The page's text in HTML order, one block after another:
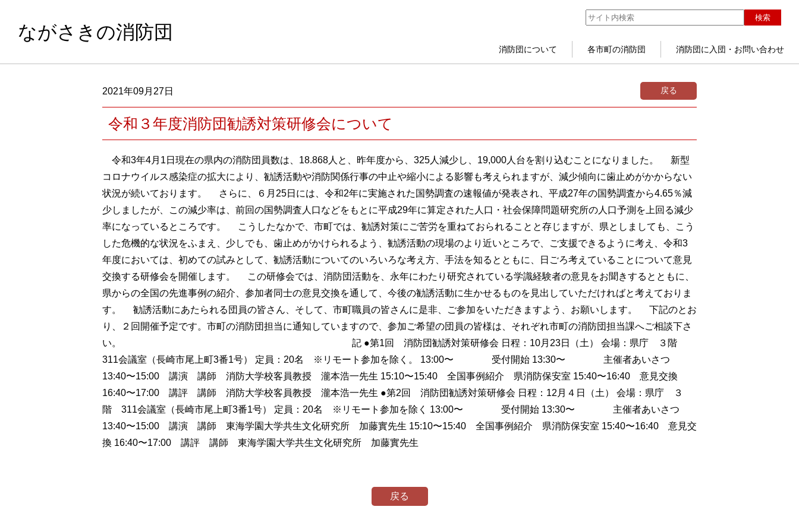
ながさきの消防団
検索
消防団について 各市町の消防団 消防団に入団・お問い合わせ
2021年09月27日 戻る
令和３年度消防団勧誘対策研修会について
令和3年4月1日現在の県内の消防団員数は、18.868人と、昨年度から、325人減少し、19,000人台を割り込むことになりました。 新型
コロナウイルス感染症の拡大により、勧誘活動や消防関係行事の中止や縮小による影響も考えられますが、減少傾向に歯止めがかからない
状況が続いております。 さらに、６月25日には、令和2年に実施された国勢調査の速報値が発表され、平成27年の国勢調査から4.65％減
少しましたが、この減少率は、前回の国勢調査人口などをもとに平成29年に算定された人口・社会保障問題研究所の人口予測を上回る減少
率になっているところです。 こうしたなかで、市町では、勧誘対策にご苦労を重ねておられることと存じますが、県としましても、こう
した危機的な状況をふまえ、少しでも、歯止めがかけられるよう、勧誘活動の現場のより近いところで、ご支援できるように考え、令和3
年度においては、初めての試みとして、勧誘活動についてのいろいろな考え方、手法を知るとともに、日ごろ考えていることについて意見
交換する研修会を開催します。 この研修会では、消防団活動を、永年にわたり研究されている学識経験者の意見をお聞きするとともに、
県からの全国の先進事例の紹介、参加者同士の意見交換を通して、今後の勧誘活動に生かせるものを見出していただければと考えておりま
す。 勧誘活動にあたられる団員の皆さん、そして、市町職員の皆さんに是非、ご参加をいただきますよう、お願いします。 下記のとお
り、２回開催予定です。市町の消防団担当に通知していますので、参加ご希望の団員の皆様は、それぞれ市町の消防団担当課へご相談下さ
い。 記 ●第1回 消防団勧誘対策研修会 日程：10月23日（土） 会場：県庁 ３階
311会議室（長崎市尾上町3番1号） 定員：20名 ※リモート参加を除く。 13:00〜 受付開始 13:30〜 主催者あいさつ
13:40〜15:00 講演 講師 消防大学校客員教授 瀧本浩一先生 15:10〜15:40 全国事例紹介 県消防保安室 15:40〜16:40 意見交換
16:40〜17:00 講評 講師 消防大学校客員教授 瀧本浩一先生 ●第2回 消防団勧誘対策研修会 日程：12月４日（土） 会場：県庁 ３
階 311会議室（長崎市尾上町3番1号） 定員：20名 ※リモート参加を除く 13:00〜 受付開始 13:30〜 主催者あいさつ
13:40〜15:00 講演 講師 東海学園大学共生文化研究所 加藤實先生 15:10〜15:40 全国事例紹介 県消防保安室 15:40〜16:40 意見交
換 16:40〜17:00 講評 講師 東海学園大学共生文化研究所 加藤實先生
戻る